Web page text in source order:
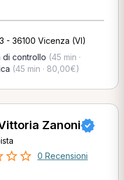
- 36100 Vicenza (VI)
di controllo (45 min ·
(45 min · 80,00€)
Zanoni
0 Recensioni